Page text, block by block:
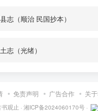
志（顺治 民国抄本）
志（光绪）
免责声明 广告合作 关
书观止 · 湘ICP备2024060170号·